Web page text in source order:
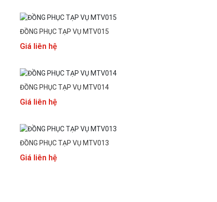
ĐỒNG PHỤC TẠP VỤ MTV015
Giá liên hệ
ĐỒNG PHỤC TẠP VỤ MTV014
Giá liên hệ
ĐỒNG PHỤC TẠP VỤ MTV013
Giá liên hệ